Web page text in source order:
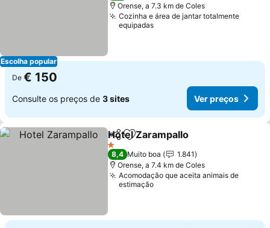
Escolha popular
Orense, a 7.3 km de Coles
Cozinha e área de jantar totalmente
equipadas
De € 150
Consulte os preços de 3 sites Ver preços
PartilharAdicionar aos favoritos
Hotel Zarampallo
1 Estrelas
8,4 Muito boa
1.841
Orense, a 7.4 km de Coles
Acomodação que aceita animais de
estimação